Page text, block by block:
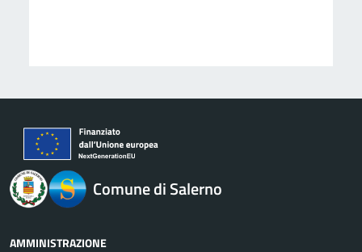
logo Unione Europea
Comune di Salerno
AMMINISTRAZIONE